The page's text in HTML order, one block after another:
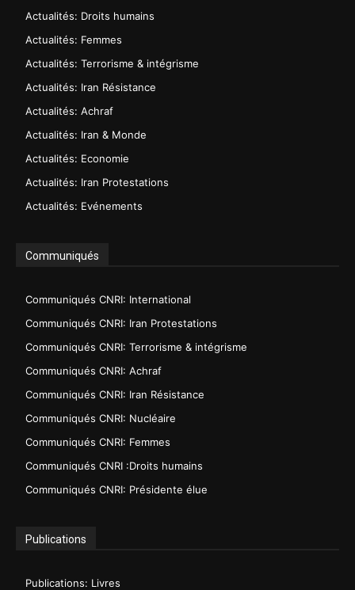
Actualités: Droits humains
Actualités: Femmes
Actualités: Terrorisme & intégrisme
Actualités: Iran Résistance
Actualités: Achraf
Actualités: Iran & Monde
Actualités: Economie
Actualités: Iran Protestations
Actualités: Evénements
Communiqués
Communiqués CNRI: International
Communiqués CNRI: Iran Protestations
Communiqués CNRI: Terrorisme & intégrisme
Communiqués CNRI: Achraf
Communiqués CNRI: Iran Résistance
Communiqués CNRI: Nucléaire
Communiqués CNRI: Femmes
Communiqués CNRI :Droits humains
Communiqués CNRI: Présidente élue
Publications
Publications: Livres